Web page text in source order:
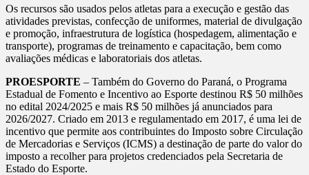
Os recursos são usados pelos atletas para a execução e gestão das
atividades previstas, confecção de uniformes, material de divulgação
e promoção, infraestrutura de logística (hospedagem, alimentação e
transporte), programas de treinamento e capacitação, bem como
avaliações médicas e laboratoriais dos atletas.
PROESPORTE – Também do Governo do Paraná, o Programa
Estadual de Fomento e Incentivo ao Esporte destinou R$ 50 milhões
no edital 2024/2025 e mais R$ 50 milhões já anunciados para
2026/2027. Criado em 2013 e regulamentado em 2017, é uma lei de
incentivo que permite aos contribuintes do Imposto sobre Circulação
de Mercadorias e Serviços (ICMS) a destinação de parte do valor do
imposto a recolher para projetos credenciados pela Secretaria de
Estado do Esporte.